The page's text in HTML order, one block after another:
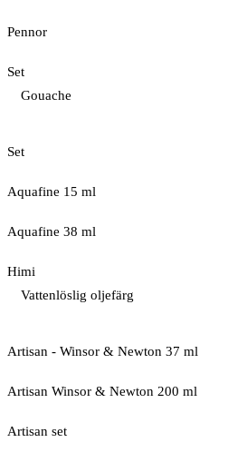
Pennor
Set
Gouache
Set
Aquafine 15 ml
Aquafine 38 ml
Himi
Vattenlöslig oljefärg
Artisan - Winsor & Newton 37 ml
Artisan Winsor & Newton 200 ml
Artisan set